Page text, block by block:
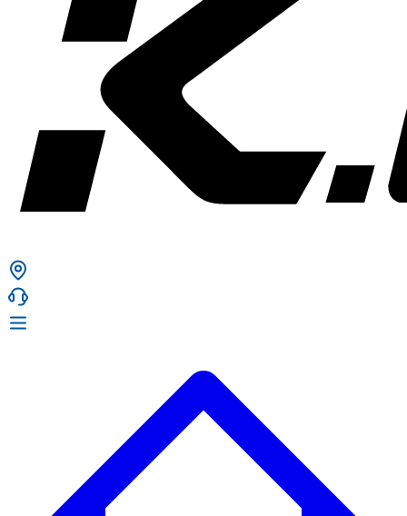
การรับประกันสินค้า
ข่าวสารและโปรโมชั่น
02 393 3356
ก. เจริญยางยนต์ (บริษัท มิ้งค์ แอนด์ ซีน จำกัด) 2275 ถ.สุขุมวิท
(ระหว่างซอยสุขุมวิท 89/1 - 91) แขวงบางจาก เขตพระโขนง
กรุงเทพมหานคร 10260